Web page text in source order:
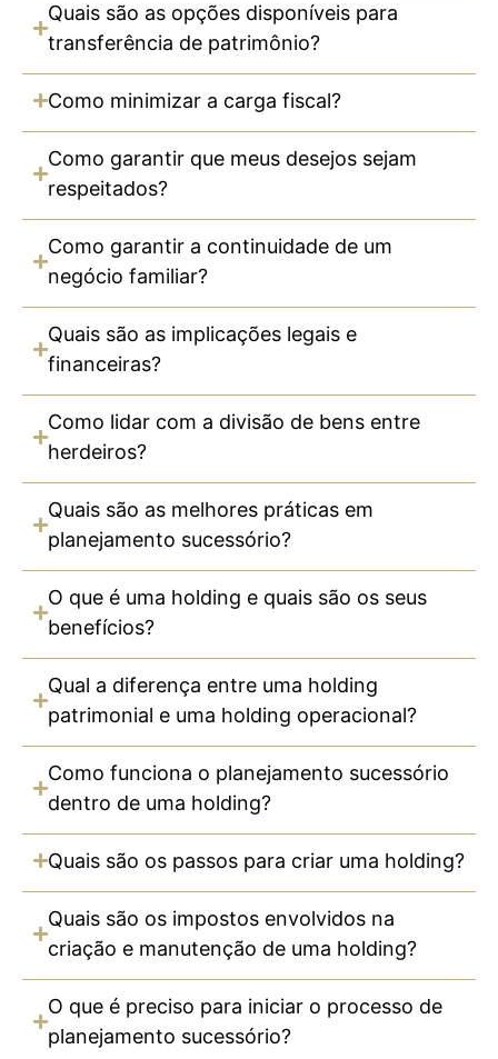
Quais são as opções disponíveis para
transferência de patrimônio?
Como minimizar a carga fiscal?
Como garantir que meus desejos sejam
respeitados?
Como garantir a continuidade de um
negócio familiar?
Quais são as implicações legais e
financeiras?
Como lidar com a divisão de bens entre
herdeiros?
Quais são as melhores práticas em
planejamento sucessório?
O que é uma holding e quais são os seus
benefícios?
Qual a diferença entre uma holding
patrimonial e uma holding operacional?
Como funciona o planejamento sucessório
dentro de uma holding?
Quais são os passos para criar uma holding?
Quais são os impostos envolvidos na
criação e manutenção de uma holding?
O que é preciso para iniciar o processo de
planejamento sucessório?